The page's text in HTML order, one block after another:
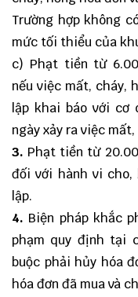
Trường hợp không
mức tối thiểu của
c) Phạt tiền từ
nếu việc mất, cháy,
lập khai báo với
ngày xảy ra việc
3. Phạt tiền từ
đối với hành vi cho,
lập.
4. Biện pháp khắc
phạm quy định tại
buộc phải hủy hóa
hóa đơn đã mua và